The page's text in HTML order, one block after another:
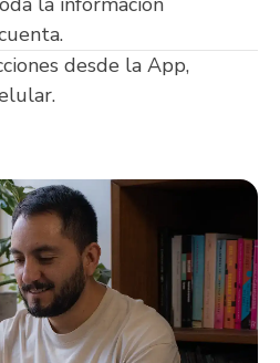
desde la App,